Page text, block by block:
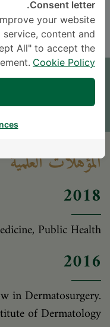
ENGLISH
* The Patient Support Team will reply to your inquiry
المؤهلات العلمية
2018
Public Health.
2016
in Dermatosurgery.
of Dermatology.
Consent letter.
your website
content and
All" to accept the
Cookie Policy